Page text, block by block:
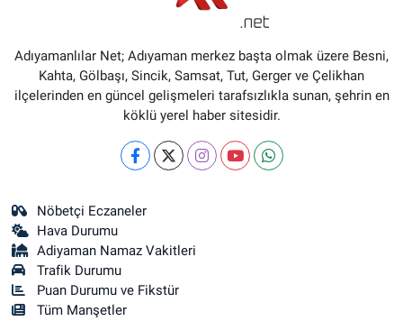
Adıyamanlılar Net; Adıyaman merkez başta olmak üzere Besni,
Kahta, Gölbaşı, Sincik, Samsat, Tut, Gerger ve Çelikhan
ilçelerinden en güncel gelişmeleri tarafsızlıkla sunan, şehrin en
köklü yerel haber sitesidir.
Nöbetçi Eczaneler
Hava Durumu
Adiyaman Namaz Vakitleri
Trafik Durumu
Puan Durumu ve Fikstür
Tüm Manşetler